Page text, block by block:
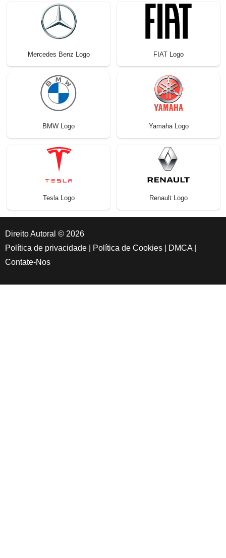
Mercedes Benz Logo FIAT Logo
BMW Logo Yamaha Logo
Tesla Logo Renault Logo
Direito Autoral © 2026
Política de privacidade
Política de Cookies DMCA|
Contate-Nos